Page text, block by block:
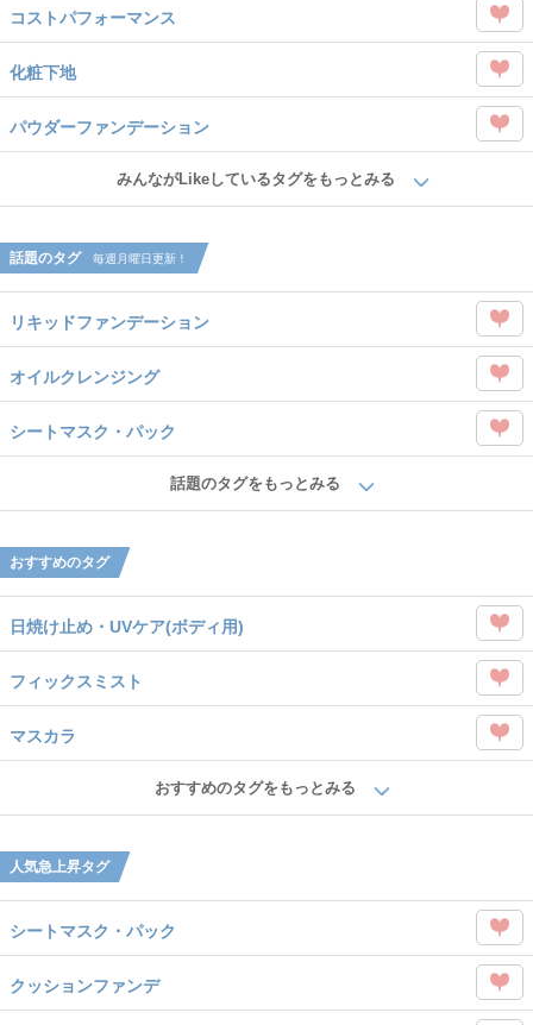
コストパフォーマンス
この
タグ
を
Like
化粧下地
この
タグ
Like
パウダーファンデーション
この
みんながLikeしているタグをもっとみる
話題のタグ 毎週月曜日更新！
リキッドファンデーション
この
タグ
を
Like
オイルクレンジング
この
タグ
Like
シートマスク・パック
この
話題のタグをもっとみる
おすすめのタグ
日焼け止め・UVケア(ボディ用)
この
タグ
を
Like
フィックスミスト
この
タグ
Like
マスカラ
この
おすすめのタグをもっとみる
人気急上昇タグ
シートマスク・パック
この
タグ
クッションファンデ
この